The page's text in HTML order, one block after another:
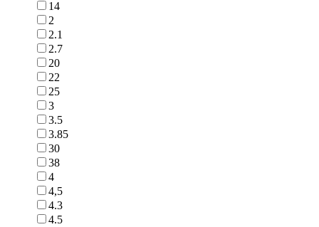
14
2
2.1
2.7
20
22
25
3
3.5
3.85
30
38
4
4,5
4.3
4.5